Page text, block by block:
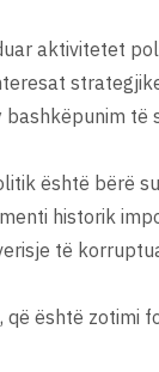
aktivitetet
bashkëpunim të
është bërë
historik
të
është zotimi